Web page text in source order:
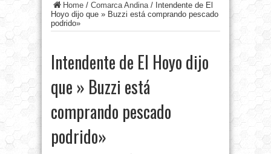
Home / Comarca Andina/ Intendente de El
Hoyo dijo que » Buzzi está comprando pescado
podrido»
Intendente de El Hoyo dijo
que » Buzzi está
comprando pescado
podrido»